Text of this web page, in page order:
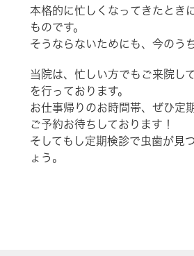
本格的に忙しくなってきたとき
ものです。
そうならないためにも、今のう
当院は、忙しい方でもご来院し
を行っております。
お仕事帰りのお時間帯、ぜひ定
ご予約お待ちしております！
そしてもし定期検診で虫歯が見
ょう。